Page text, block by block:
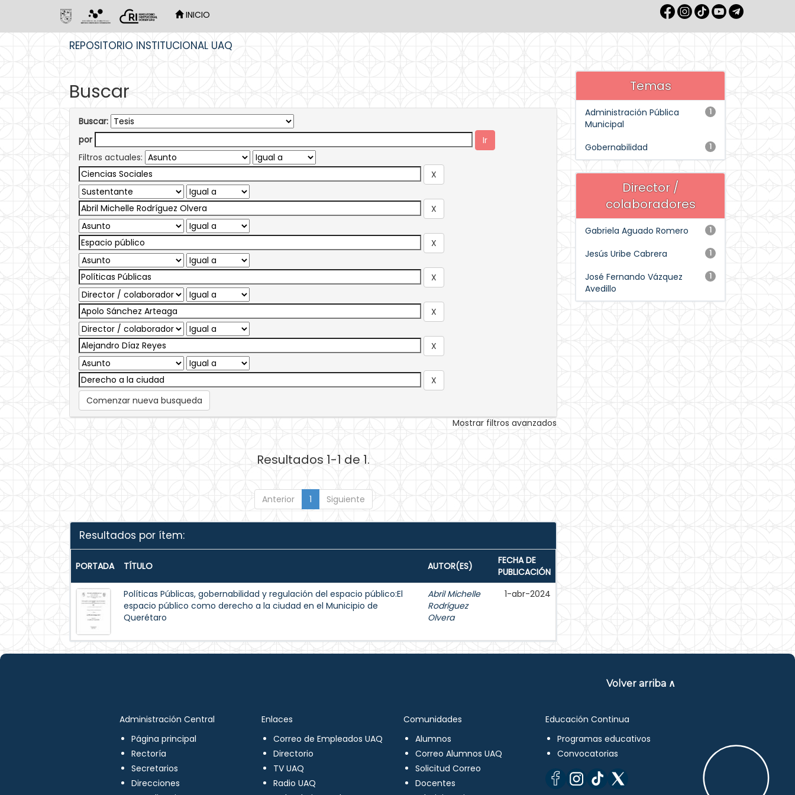
INICIO
REPOSITORIO INSTITUCIONAL UAQ
Buscar
Buscar:
por
Filtros actuales:
Comenzar nueva busqueda
Mostrar filtros avanzados
Resultados 1-1 de 1.
Anterior 1 Siguiente
Resultados por ítem:
PORTADA TÍTULO AUTOR(ES)
FECHA DE
PUBLICACIÓN
Políticas Públicas, gobernabilidad y regulación del espacio público:El
espacio público como derecho a la ciudad en el Municipio de
Querétaro
Abril Michelle
Rodríguez
Olvera
1-abr-2024
Temas
1
Administración Pública
Municipal
1
Gobernabilidad
Director /
colaboradores
1
Gabriela Aguado Romero
1
Jesús Uribe Cabrera
1
José Fernando Vázquez
Avedillo
Volver arriba ∧
Administración Central
Página principal
Rectoría
Secretarios
Direcciones
Enlaces
Correo de Empleados UAQ
Directorio
TV UAQ
Radio UAQ
Comunidades
Alumnos
Correo Alumnos UAQ
Solicitud Correo
Docentes
Educación Continua
Programas educativos
Convocatorias